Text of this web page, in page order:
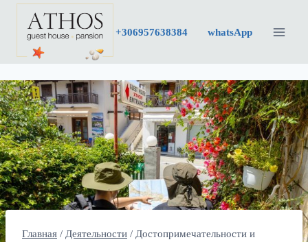
Перейти
содержимому
+306957638384 whatsApp
Главная / Деятельности / Достопримечательности и